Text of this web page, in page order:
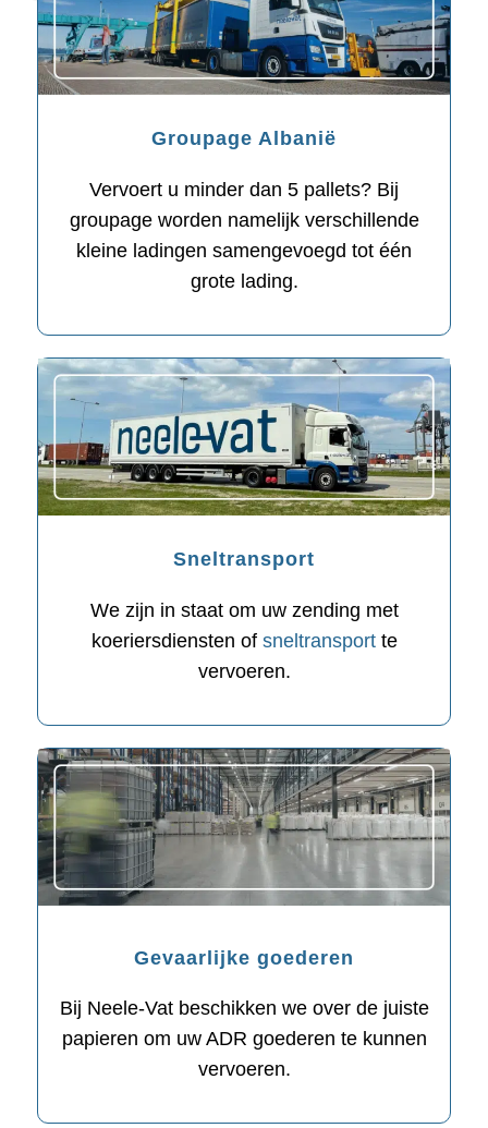
Groupage Albanië
Vervoert u minder dan 5 pallets? Bij
groupage worden namelijk verschillende
kleine ladingen samengevoegd tot één
grote lading.
Sneltransport
We zijn in staat om uw zending met
koeriersdiensten of sneltransportte
vervoeren.
Gevaarlijke goederen
Bij Neele-Vat beschikken we over de juiste
papieren om uw ADR goederen te kunnen
vervoeren.